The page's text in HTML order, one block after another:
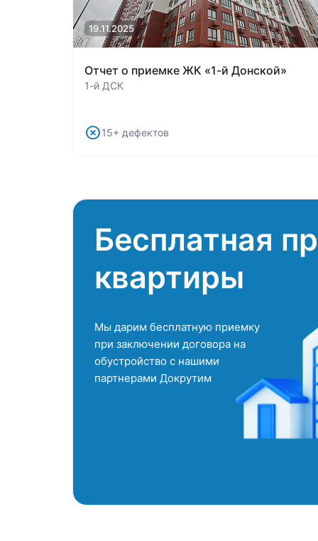
19.11.2025
Отчет о приемке ЖК «1-й Донской»
1-й ДСК
15+ дефектов
Бесплатная
квартиры
Мы дарим бесплатную приемку
при заключении договора на
обустройство с нашими
партнерами Докрутим